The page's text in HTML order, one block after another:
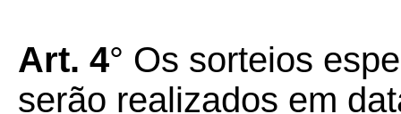
Art. 4° Os sorteios
serão realizados em